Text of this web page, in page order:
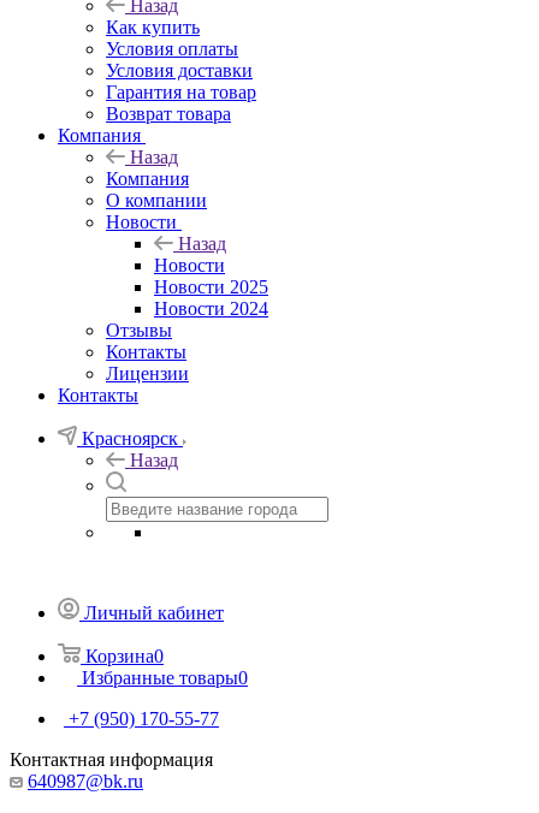
Назад
Как купить
Условия оплаты
Условия доставки
Гарантия на товар
Возврат товара
Компания
Назад
Компания
О компании
Новости
Назад
Новости
Новости 2025
Новости 2024
Отзывы
Контакты
Лицензии
Контакты
Красноярск
Назад
Личный кабинет
Корзина0
Избранные товары0
+7 (950) 170-55-77
Контактная информация
640987@bk.ru